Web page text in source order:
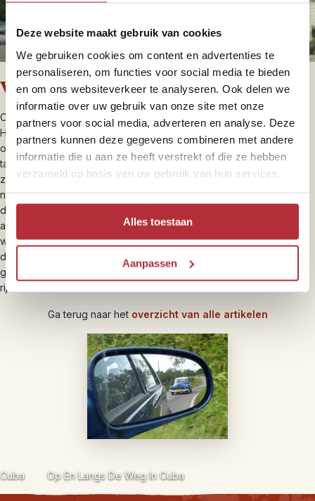
Deze website maakt gebruik van cookies
We gebruiken cookies om content en advertenties te
personaliseren, om functies voor social media te bieden
en om ons websiteverkeer te analyseren. Ook delen we
informatie over uw gebruik van onze site met onze
partners voor social media, adverteren en analyse. Deze
partners kunnen deze gegevens combineren met andere
informatie die u aan ze heeft verstrekt of die ze hebben
verzameld op basis van uw gebruik van hun services.
Alles toestaan
Aanpassen
Vervoer in de stad
Ook in de stad zijn er veel verschillende vervoersmiddelen. In
Havana en Varadero rijden cocataxi’s rond, die een beetje lijken
op gemotoriseerde halve kokosnoten. Natuurlijk zijn er gewone
taxi’s, maar je kunt je ook in een oldtimer taxi laten vervoeren. Ze
zijn vaak iets minder comfortabel en stoppen vaak onderweg om
nog wat andere reizigers mee te nemen, maar de ervaring is
daardoor wel specialer. Ten slotte zijn er fietstaxi’s (voor korte
afstanden) of kun je achterin de koets springen van een paard en
wagen. Zorg in alle gevallen dat je eerst een prijs afspreekt voor
de rit, voordat je instapt. Kijk ook niet verbaast op als naast je een
gele connection bus voorbij rijdt met het bordje buiten gebruik. Er
rijden er heel wat rond in Cuba.
Ga terug naar het overzicht van alle artikelen
Cuba Op En Langs De Weg In Cuba